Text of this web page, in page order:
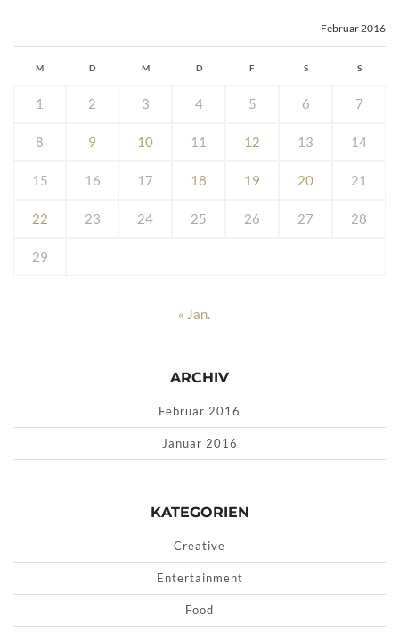
Februar 2016
M D M D F S S
1 2 3 4 5 6 7
8 9 10 11 12 13 14
15 16 17 18 19 20 21
22 23 24 25 26 27 28
29
« Jan.
ARCHIV
Februar 2016
Januar 2016
KATEGORIEN
Creative
Entertainment
Food